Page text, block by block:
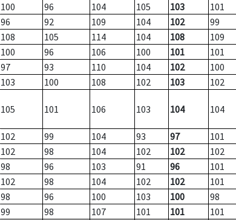
100 96 104 105 103
101
96 92 109 104 102
99
108 105 114 104 108
109
100 96 106 100 101
101
97 93 110 104 102
100
103 100 108 102 103 102
105 101 106 103 104 104
102 99 104 93 97
101
102 98 104 102 102
102
98 96 103 91 96
101
102 98 104 102 102
101
98 96 100 103 100
98
99 98 107 101 101 101